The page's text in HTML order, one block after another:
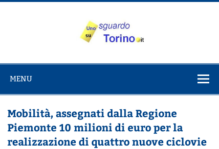
Salta
su Torino
MENU
Mobilità, assegnati dalla Regione
Piemonte 10 milioni di euro per la
realizzazione di quattro nuove ciclovie